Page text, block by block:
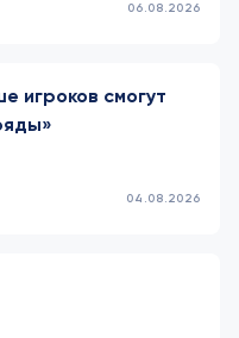
06.08.2026
игроков смогут
04.08.2026